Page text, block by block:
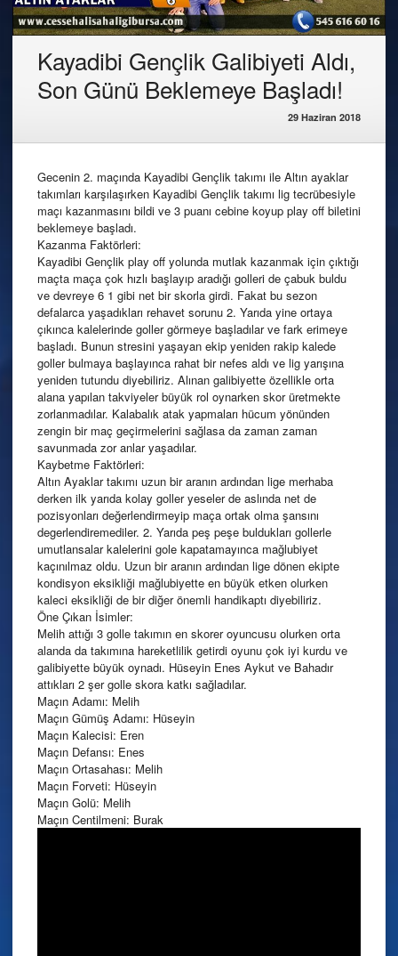
Kayadibi Gençlik Galibiyeti Aldı,
Son Günü Beklemeye Başladı!
29 Haziran 2018
Gecenin 2. maçında Kayadibi Gençlik takımı ile Altın ayaklar
takımları karşılaşırken Kayadibi Gençlik takımı lig tecrübesiyle
maçı kazanmasını bildi ve 3 puanı cebine koyup play off biletini
beklemeye başladı.
Kazanma Faktörleri:
Kayadibi Gençlik play off yolunda mutlak kazanmak için çıktığı
maçta maça çok hızlı başlayıp aradığı golleri de çabuk buldu
ve devreye 6 1 gibi net bir skorla girdi. Fakat bu sezon
defalarca yaşadıkları rehavet sorunu 2. Yarıda yine ortaya
çıkınca kalelerinde goller görmeye başladılar ve fark erimeye
başladı. Bunun stresini yaşayan ekip yeniden rakip kalede
goller bulmaya başlayınca rahat bir nefes aldı ve lig yarışına
yeniden tutundu diyebiliriz. Alınan galibiyette özellikle orta
alana yapılan takviyeler büyük rol oynarken skor üretmekte
zorlanmadılar. Kalabalık atak yapmaları hücum yönünden
zengin bir maç geçirmelerini sağlasa da zaman zaman
savunmada zor anlar yaşadılar.
Kaybetme Faktörleri:
Altın Ayaklar takımı uzun bir aranın ardından lige merhaba
derken ilk yarıda kolay goller yeseler de aslında net de
pozisyonları değerlendirmeyip maça ortak olma şansını
degerlendiremediler. 2. Yarıda peş peşe buldukları gollerle
umutlansalar kalelerini gole kapatamayınca mağlubiyet
kaçınılmaz oldu. Uzun bir aranın ardından lige dönen ekipte
kondisyon eksikliği mağlubiyette en büyük etken olurken
kaleci eksikliği de bir diğer önemli handikaptı diyebiliriz.
Öne Çıkan İsimler:
Melih attığı 3 golle takımın en skorer oyuncusu olurken orta
alanda da takımına hareketlilik getirdi oyunu çok iyi kurdu ve
galibiyette büyük oynadı. Hüseyin Enes Aykut ve Bahadır
attıkları 2 şer golle skora katkı sağladılar.
Maçın Adamı: Melih
Maçın Gümüş Adamı: Hüseyin
Maçın Kalecisi: Eren
Maçın Defansı: Enes
Maçın Ortasahası: Melih
Maçın Forveti: Hüseyin
Maçın Golü: Melih
Maçın Centilmeni: Burak